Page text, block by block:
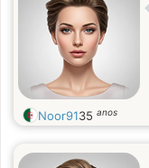
Noor9135 anos